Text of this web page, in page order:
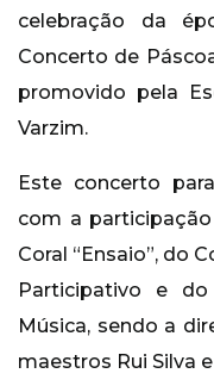
celebração da
Concerto de
promovido pela
Varzim.
Este concerto
com a
Coral “Ensaio”, do
Participativo e
Música, sendo a
maestros Rui Silva